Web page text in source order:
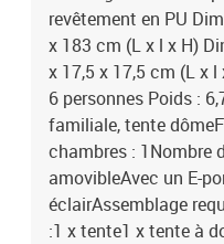
revêtement en PU
x 183 cm (L x l x H)
x 17,5 x 17,5 cm (L x
6 personnes Poids :
familiale, tente
chambres : 1Nombre
amovibleAvec un E-
éclairAssemblage
:1 x tente1 x tente à